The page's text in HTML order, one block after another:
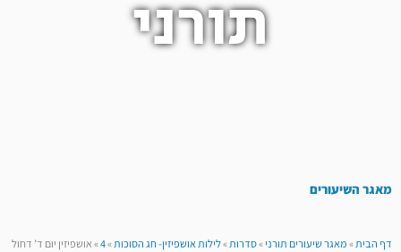
תורני
מאגר השיעורים
דף הבית»מאגר שיעורים תורני»סדרות»לילות אושפיזין- חג הסוכות»
4
»אושפיזין יום ד’ דחול